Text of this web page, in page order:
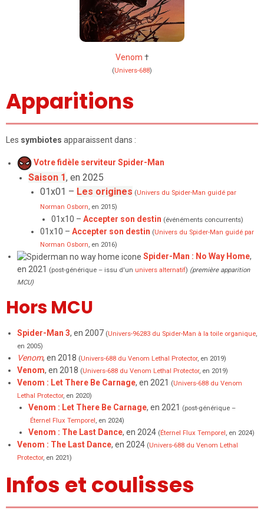
Venom †
(Univers-688)
Apparitions
Les symbiotes apparaissent dans :
Votre fidèle serviteur Spider-Man
Saison 1, en 2025
01x01 – Les origines (Univers du Spider-Man guidé par
Norman Osborn, en 2015)
01x10 – Accepter son destin (événéments concurrents)
01x10 – Accepter son destin (Univers du Spider-Man guidé par
Norman Osborn, en 2016)
Spider-Man : No Way Home,
en 2021 (post-générique – issu d'un univers alternatif) (première apparition
MCU)
Hors MCU
Spider-Man 3, en 2007 (Univers-96283 du Spider-Man à la toile organique,
en 2005)
Venom, en 2018 (Univers-688 du Venom Lethal Protector, en 2019)
Venom, en 2018 (Univers-688 du Venom Lethal Protector, en 2019)
Venom : Let There Be Carnage, en 2021 (Univers-688 du Venom
Lethal Protector, en 2020)
Venom : Let There Be Carnage, en 2021 (post-générique –
Éternel Flux Temporel , en 2024)
Venom : The Last Dance, en 2024 (Éternel Flux Temporel , en 2024)
Venom : The Last Dance, en 2024 (Univers-688 du Venom Lethal
Protector, en 2021)
Infos et coulisses